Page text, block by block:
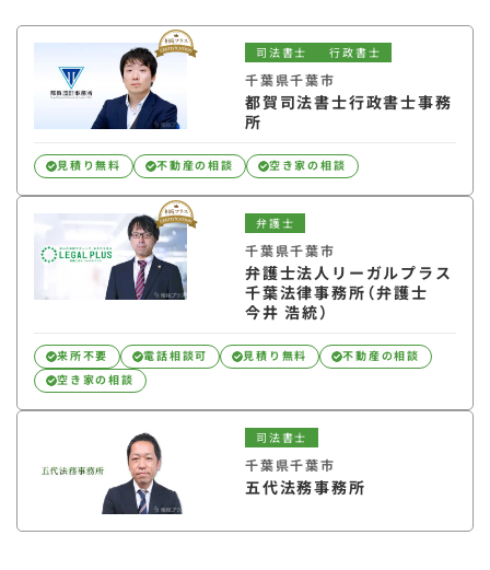
司法書士 行政書士
千葉県千葉市
都賀司法書士行政書士事務
所
見積り無料 不動産の相談 空き家の相談
弁護士
千葉県千葉市
弁護士法人リーガルプラス
千葉法律事務所（弁護士
今井 浩統）
来所不要 電話相談可 見積り無料
不動産の相談
空き家の相談
司法書士
千葉県千葉市
五代法務事務所